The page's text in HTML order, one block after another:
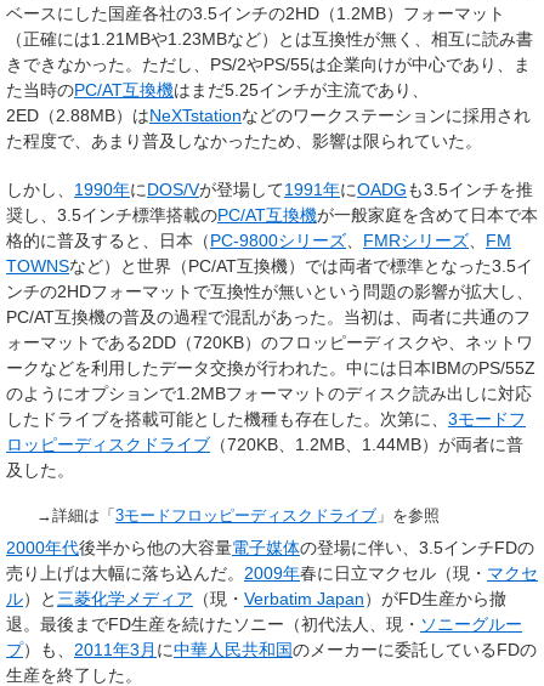
ベースにした国産各社の3.5インチの2HD（1.2MB）フォーマット
（正確には1.21MBや1.23MBなど）とは互換性が無く、相互に読み書
きできなかった。ただし、PS/2やPS/55は企業向けが中心であり、ま
た当時のPC/AT互換機はまだ5.25インチが主流であり、
2ED（2.88MB）はNeXTstationなどのワークステーションに採用され
た程度で、あまり普及しなかったため、影響は限られていた。
しかし、 1990年にDOS/Vが登場して1991年にOADGも3.5インチを推
奨し、3.5インチ標準搭載のPC/AT互換機が一般家庭を含めて日本で本
格的に普及すると、日本（PC-9800シリーズ FMRシリーズ
FM
TOWNSなど）と世界（PC/AT互換機）では両者で標準となった3.5イ
ンチの2HDフォーマットで互換性が無いという問題の影響が拡大し、
PC/AT互換機の普及の過程で混乱があった。当初は、両者に共通のフ
ォーマットである2DD（720KB）のフロッピーディスクや、ネットワ
ークなどを利用したデータ交換が行われた。中には日本IBMのPS/55Z
のようにオプションで1.2MBフォーマットのディスク読み出しに対応
したドライブを搭載可能とした機種も存在した。次第に、 3モードフ
ロッピーディスクドライブ （720KB、1.2MB、1.44MB）が両者に普
及した。
→詳細は「3モードフロッピーディスクドライブ 」を参照
2000年代後半から他の大容量電子媒体の登場に伴い、3.5インチFDの
売り上げは大幅に落ち込んだ。 2009年春に日立マクセル（現・ マクセ
ル）と 三菱化学メディア （現・ Verbatim Japan）がFD生産から撤
退。最後までFD生産を続けたソニー（初代法人、現・ ソニーグルー
プ）も、 2011年3月 に中華人民共和国のメーカーに委託しているFDの
生産を終了した。